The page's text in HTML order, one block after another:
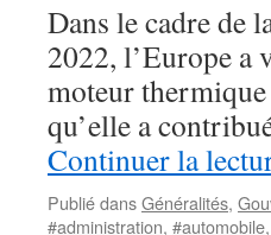
Dans le cadre de
2022, l’Europe a
moteur
qu’elle a
Continuer la
Publié dansGénéralités,
#administration, #automobile,